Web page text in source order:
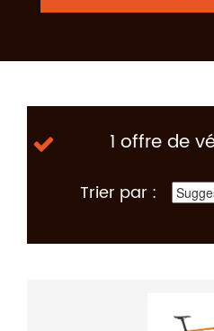
1 offre de
Trier par :